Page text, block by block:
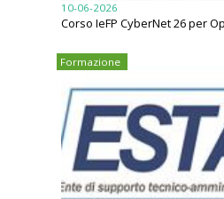
10-06-2026
Corso IeFP CyberNet 26 per
Formazione